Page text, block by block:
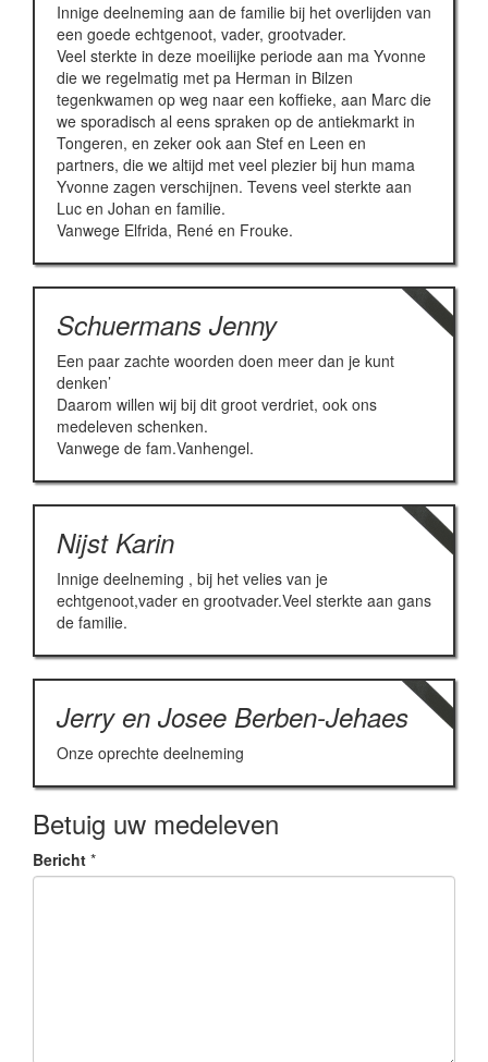
Innige deelneming aan de familie bij het overlijden van
een goede echtgenoot, vader, grootvader.
Veel sterkte in deze moeilijke periode aan ma Yvonne
die we regelmatig met pa Herman in Bilzen
tegenkwamen op weg naar een koffieke, aan Marc die
we sporadisch al eens spraken op de antiekmarkt in
Tongeren, en zeker ook aan Stef en Leen en
partners, die we altijd met veel plezier bij hun mama
Yvonne zagen verschijnen. Tevens veel sterkte aan
Luc en Johan en familie.
Vanwege Elfrida, René en Frouke.
Schuermans Jenny
Een paar zachte woorden doen meer dan je kunt
denken’
Daarom willen wij bij dit groot verdriet, ook ons
medeleven schenken.
Vanwege de fam.Vanhengel.
Nijst Karin
Innige deelneming , bij het velies van je
echtgenoot,vader en grootvader.Veel sterkte aan gans
de familie.
Jerry en Josee Berben-Jehaes
Onze oprechte deelneming
Betuig uw medeleven
Bericht *